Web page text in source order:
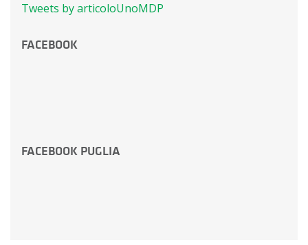
Tweets by articoloUnoMDP
FACEBOOK
FACEBOOK PUGLIA